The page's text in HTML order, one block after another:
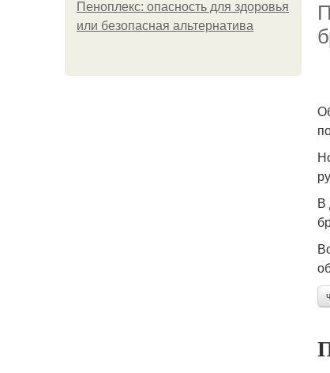
Пеноплекс: опасность для здоровья
или безопасная альтернатива
В